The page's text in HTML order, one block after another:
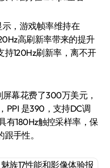
，游戏帧率维持在
高刷新率带来的提升
120Hz刷新率，离不开
幕花费了300万美元，
PPI 是390，支持DC调
有180Hz触控采样率，保
手性。